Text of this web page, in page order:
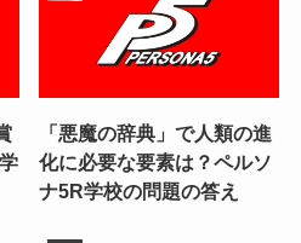
「悪魔の辞典」で人類の進
化に必要な要素は？ペルソ
ナ5R学校の問題の答え